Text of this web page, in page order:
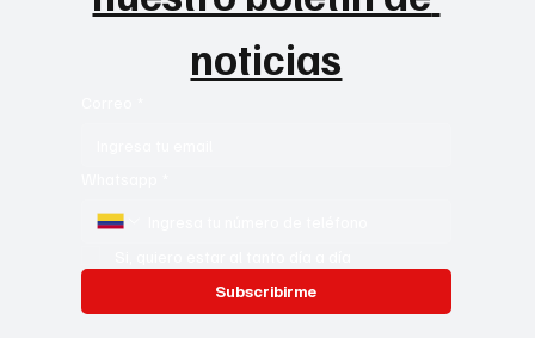
nuestro boletín de
Whatsapp
Si, quiero estar al tanto día a día